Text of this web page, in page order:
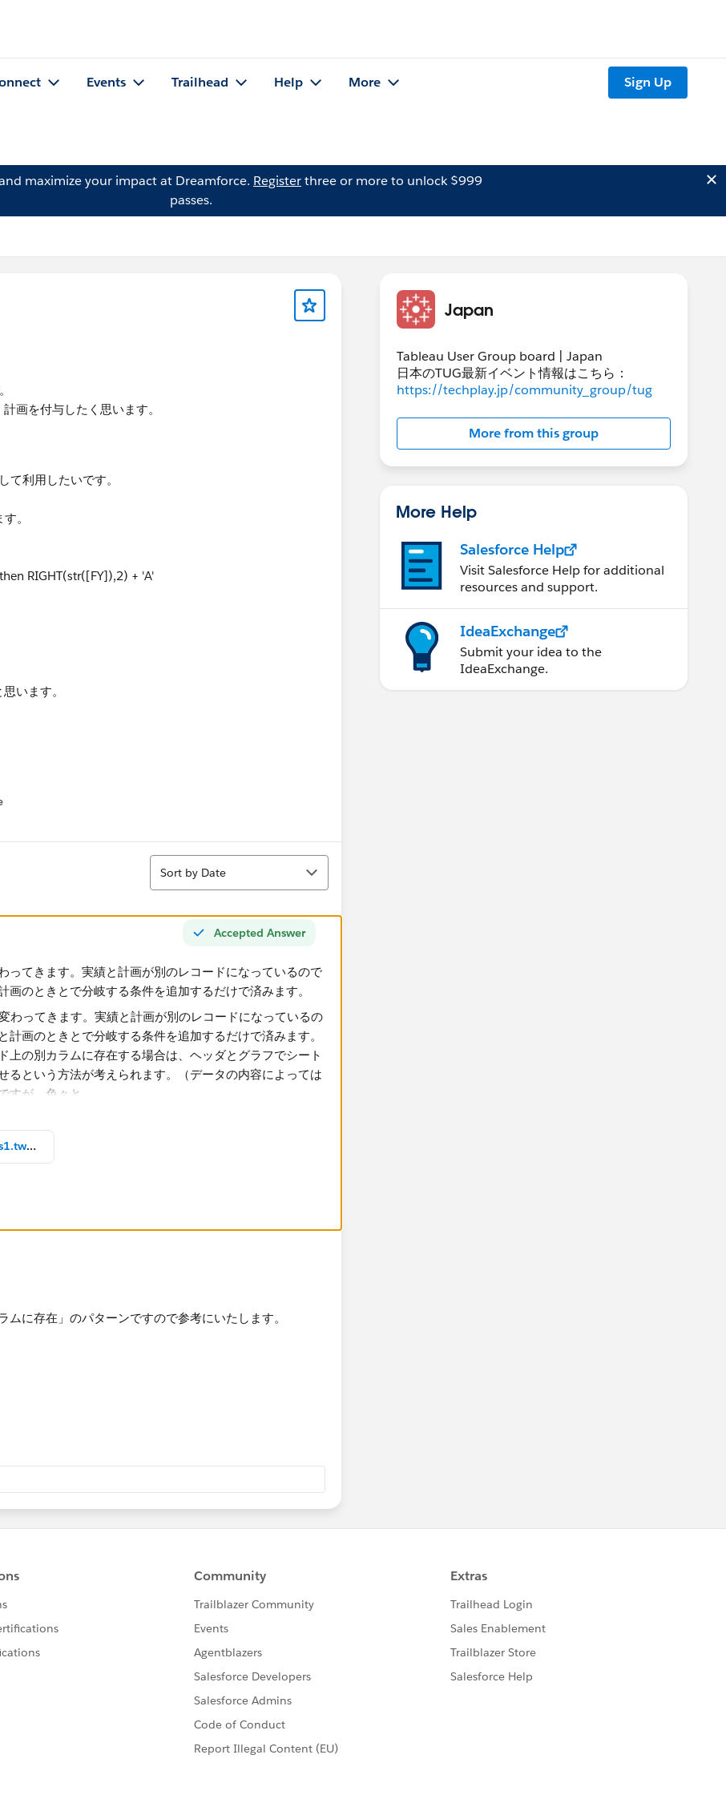
Events Trailhead Help More Sign Up
maximize your impact at Dreamforce. Registerthree or more to unlock $999
passes.
画を付与したく思います。
利用したいです。
。
RIGHT(str([FY]),2) + 'A'
います。
Sort
Sort by Date
Accepted Answer
ってきます。実績と計画が別のレコードになっているので
のときとで分岐する条件を追加するだけで済みます。
上の別カラムに存在する場合は、ヘッダとグラフでシート
るという方法が考えられます。（データの内容によっては
すが、色々と条件が付きます。）
年度ごとの実績と計画のヘッダ_ss1.twbx
ムに存在」のパターンですので参考にいたします。
Japan
Tableau User Group board | Japan
日本のTUG最新イベント情報はこちら：
https://techplay.jp/community_group/tug
More from this group
More Help
Salesforce Help
Visit Salesforce Help for additional
resources and support.
IdeaExchange
Submit your idea to the
IdeaExchange.